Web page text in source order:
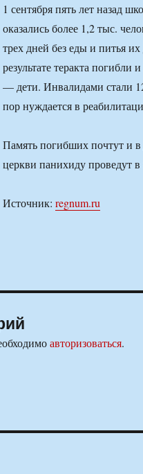
1 сентября пять лет назад
оказались более 1,2 тыс.
трех дней без еды и питья
результате теракта погибли
— дети. Инвалидами стали
пор нуждается в
Память погибших почтут и
церкви панихиду проведут
Источник: regnum.ru
авторизоваться.